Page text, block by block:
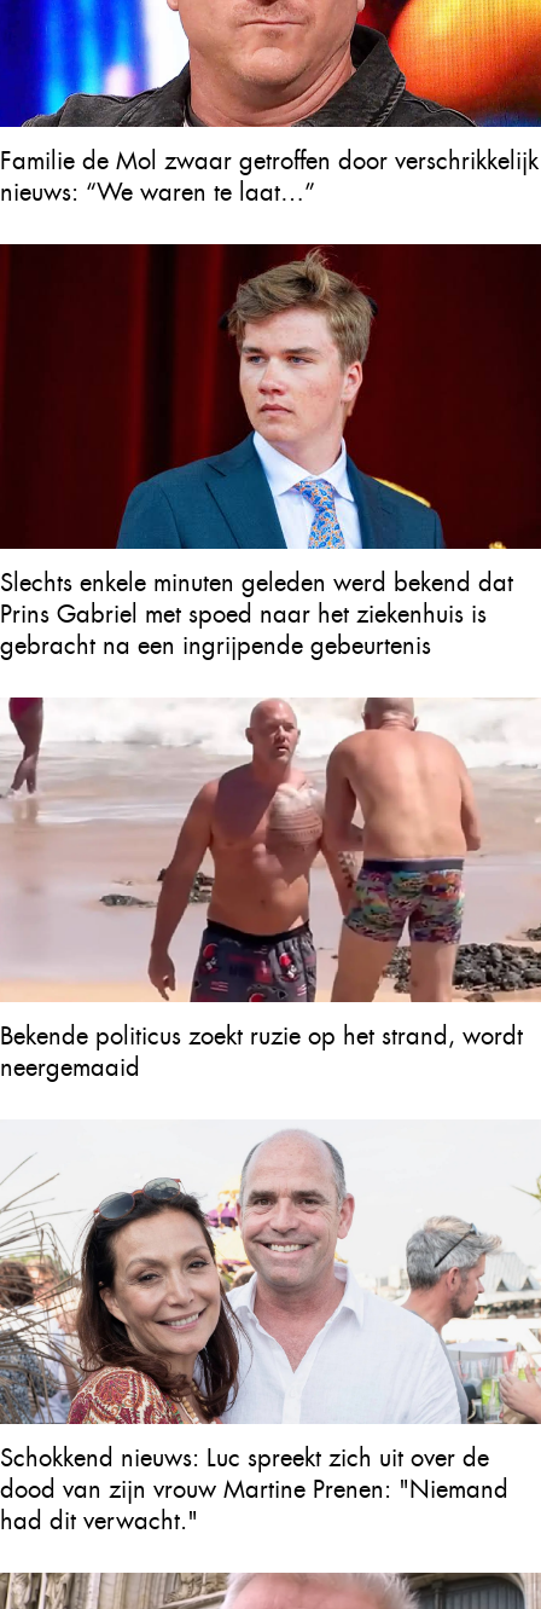
Familie de Mol zwaar getroffen door verschrikkelijk
nieuws: “We waren te laat…”
Slechts enkele minuten geleden werd bekend dat
Prins Gabriel met spoed naar het ziekenhuis is
gebracht na een ingrijpende gebeurtenis
Bekende politicus zoekt ruzie op het strand, wordt
neergemaaid
Schokkend nieuws: Luc spreekt zich uit over de
dood van zijn vrouw Martine Prenen: "Niemand
had dit verwacht."